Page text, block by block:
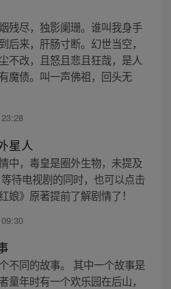
残尽，独影阑珊。谁叫我身手
后来，肝肠寸断。幻世当空，
不改，且怒且悲且狂哉，是人
魔债。叫一声佛祖，回头无
星人
中，毒皇是圈外生物，未提及
待电视剧的同时，也可以点击
娘》原著提前了解剧情了！
不同的故事。 其中一个故事是
童年时有一个欢乐园在后山，